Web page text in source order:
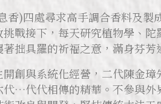
香)四處尋求高手調合香料及
戰接下，每天研究植物學、
拙具羅的祈福之意，滿身芬芳
開創與系統化經營，二代陳金
…代代相傳的精華。不參與